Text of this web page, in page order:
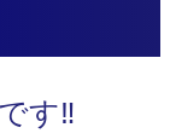
す‼